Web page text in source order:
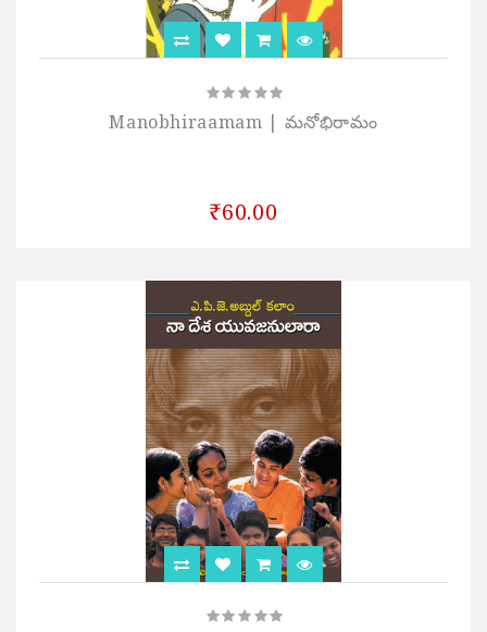
Manobhiraamam | మనోభిరామం
₹60.00